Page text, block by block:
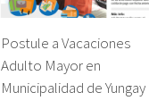
Postule a Vacaciones
Adulto Mayor en
Municipalidad de Yungay